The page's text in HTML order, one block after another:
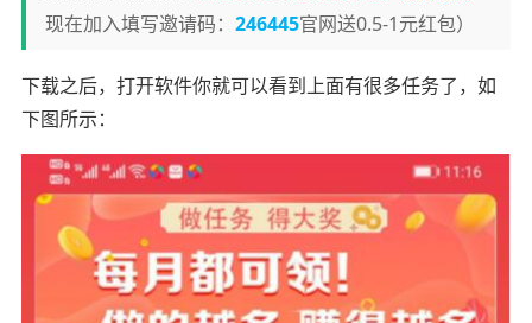
现在加入填写邀请码： 246445官网送0.5-1元红包）
下载之后，打开软件你就可以看到上面有很多任务了，如
下图所示：